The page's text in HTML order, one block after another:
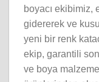
boyacı ekibimiz,
gidererek ve
yeni bir renk
ekip, garantili
ve boya